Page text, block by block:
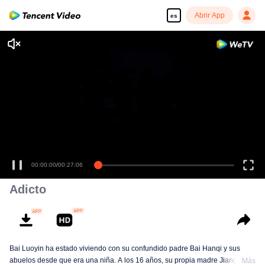
es Abrir App
00:00:00/00:27:06
Adicto
Bai Luoyin ha estado viviendo con su confundido padre Bai Hanqi y sus
abuelos desde que era una niña. A los 16 años, su propia madre Jiang Yuan
Más